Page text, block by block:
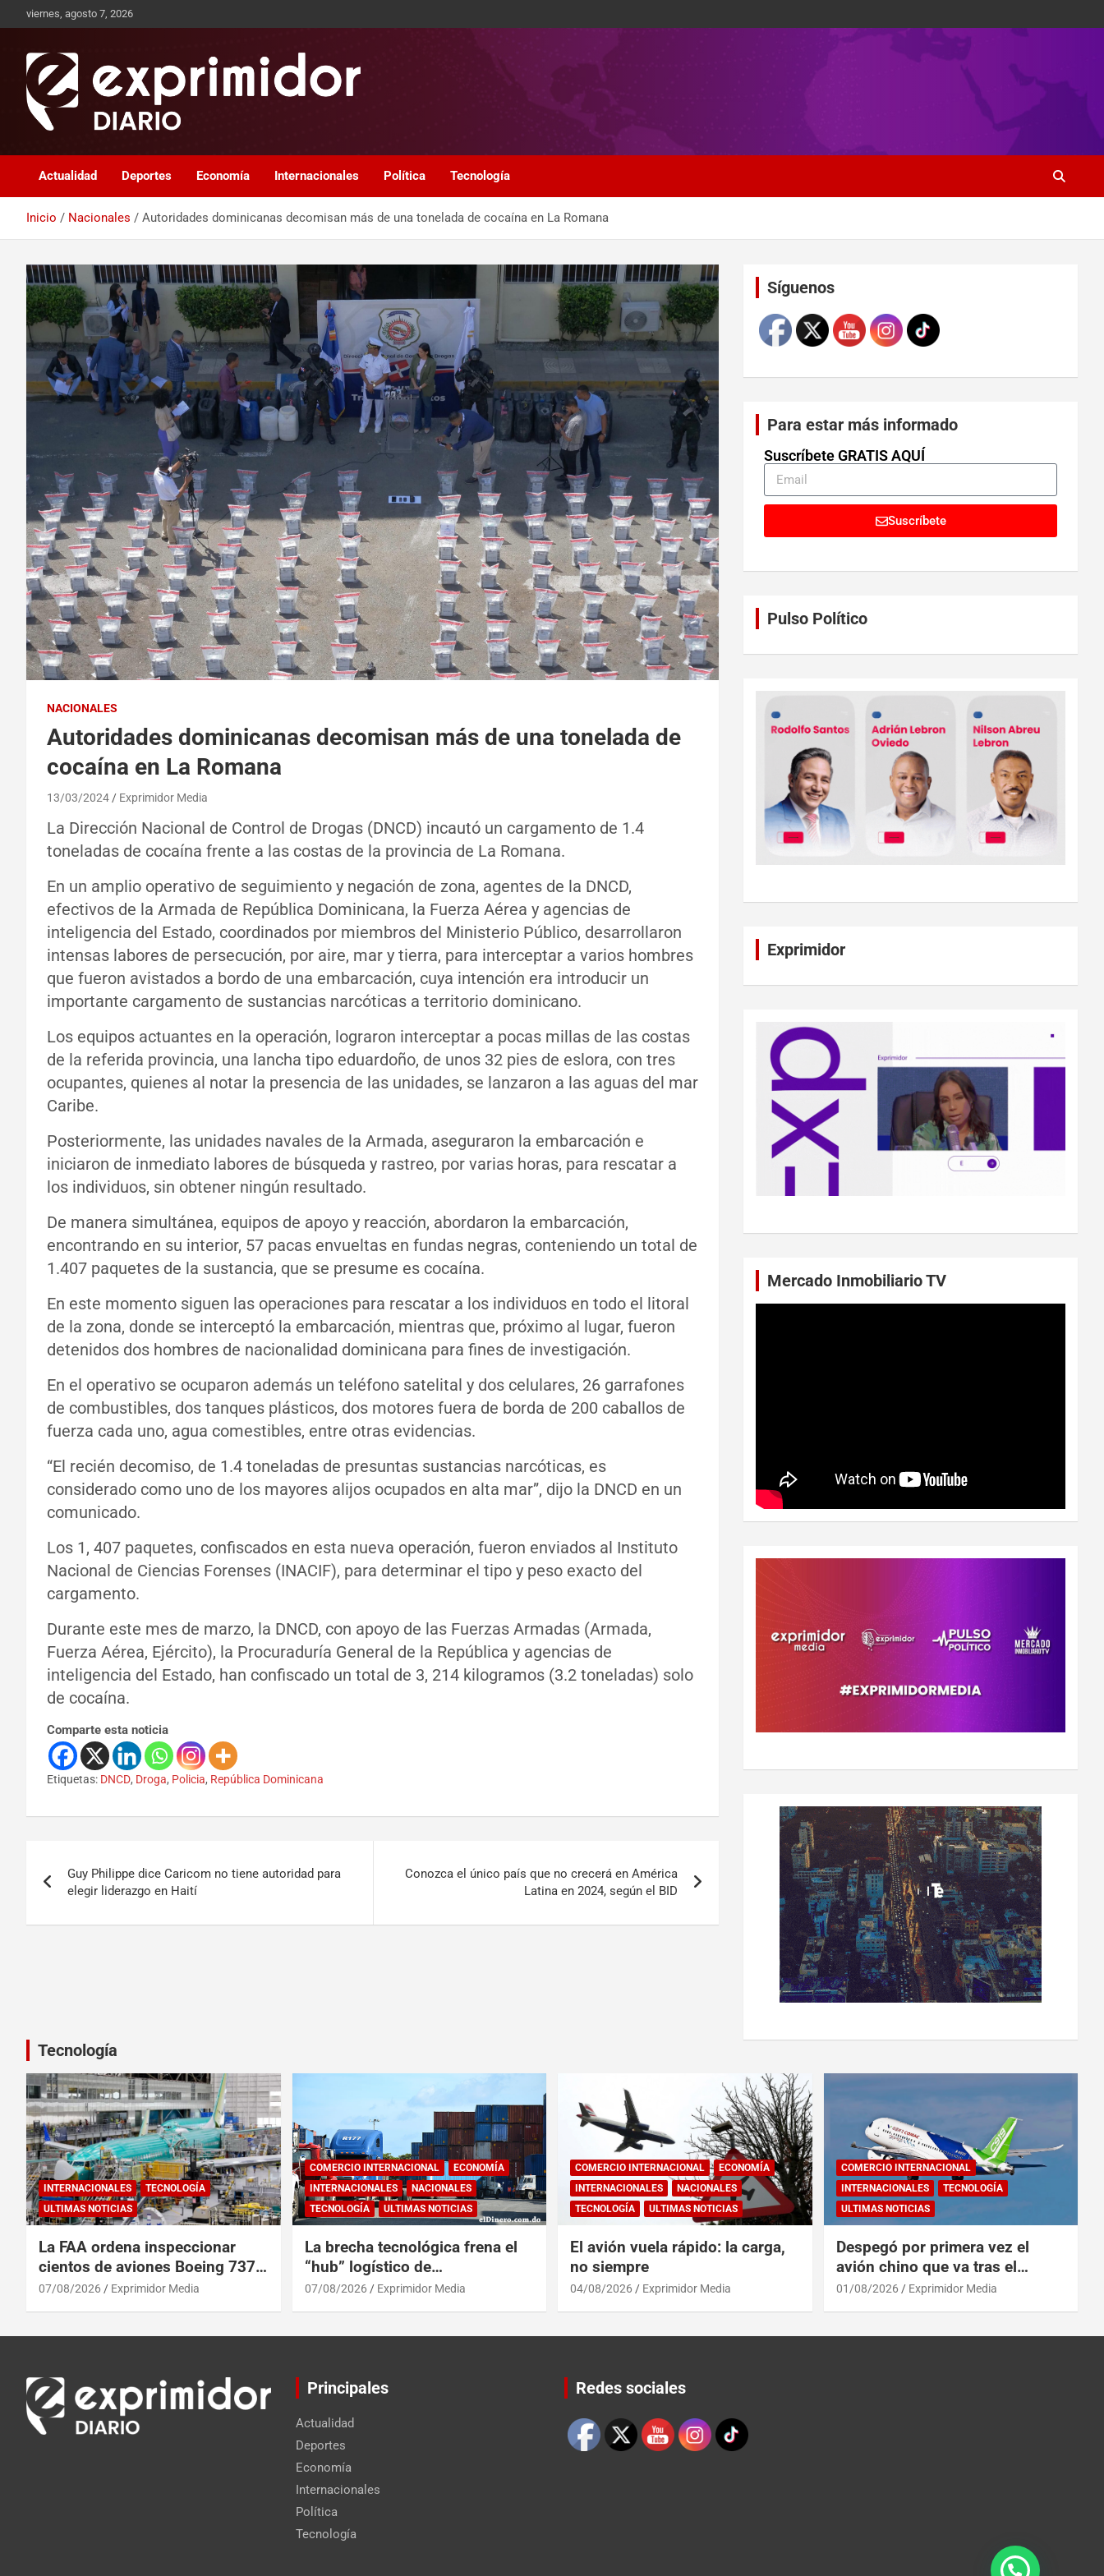
viernes, agosto 7, 2026
Exprimidor media
Actualidad Deportes Economía Internacionales Política Tecnología
Inicio Nacionales Autoridades dominicanas decomisan más de una tonelada de cocaína en La Romana
NACIONALES
Autoridades dominicanas decomisan más de una tonelada de
cocaína en La Romana
13/03/2024 Exprimidor Media
La Dirección Nacional de Control de Drogas (DNCD) incautó un cargamento de 1.4
toneladas de cocaína frente a las costas de la provincia de La Romana.
En un amplio operativo de seguimiento y negación de zona, agentes de la DNCD,
efectivos de la Armada de República Dominicana, la Fuerza Aérea y agencias de
inteligencia del Estado, coordinados por miembros del Ministerio Público, desarrollaron
intensas labores de persecución, por aire, mar y tierra, para interceptar a varios hombres
que fueron avistados a bordo de una embarcación, cuya intención era introducir un
importante cargamento de sustancias narcóticas a territorio dominicano.
Los equipos actuantes en la operación, lograron interceptar a pocas millas de las costas
de la referida provincia, una lancha tipo eduardoño, de unos 32 pies de eslora, con tres
ocupantes, quienes al notar la presencia de las unidades, se lanzaron a las aguas del mar
Caribe.
Posteriormente, las unidades navales de la Armada, aseguraron la embarcación e
iniciaron de inmediato labores de búsqueda y rastreo, por varias horas, para rescatar a
los individuos, sin obtener ningún resultado.
De manera simultánea, equipos de apoyo y reacción, abordaron la embarcación,
encontrando en su interior, 57 pacas envueltas en fundas negras, conteniendo un total de
1.407 paquetes de la sustancia, que se presume es cocaína.
En este momento siguen las operaciones para rescatar a los individuos en todo el litoral
de la zona, donde se interceptó la embarcación, mientras que, próximo al lugar, fueron
detenidos dos hombres de nacionalidad dominicana para fines de investigación.
En el operativo se ocuparon además un teléfono satelital y dos celulares, 26 garrafones
de combustibles, dos tanques plásticos, dos motores fuera de borda de 200 caballos de
fuerza cada uno, agua comestibles, entre otras evidencias.
“El recién decomiso, de 1.4 toneladas de presuntas sustancias narcóticas, es
considerado como uno de los mayores alijos ocupados en alta mar”, dijo la DNCD en un
comunicado.
Los 1, 407 paquetes, confiscados en esta nueva operación, fueron enviados al Instituto
Nacional de Ciencias Forenses (INACIF), para determinar el tipo y peso exacto del
cargamento.
Durante este mes de marzo, la DNCD, con apoyo de las Fuerzas Armadas (Armada,
Fuerza Aérea, Ejército), la Procuraduría General de la República y agencias de
inteligencia del Estado, han confiscado un total de 3, 214 kilogramos (3.2 toneladas) solo
de cocaína.
Comparte esta noticia
Etiquetas: DNCD, Droga, Policia, República Dominicana
Guy Philippe dice Caricom no tiene autoridad para
elegir liderazgo en Haití
Conozca el único país que no crecerá en América
Latina en 2024, según el BID
SíguenosSet Youtube Channel ID
Para estar más informado
Suscríbete GRATIS AQUÍ
Suscríbete
Pulso Político
Exprimidor
Mercado Inmobiliario TV
Tecnología
INTERNACIONALES
TECNOLOGÍA
ULTIMAS NOTICIAS
La FAA ordena inspeccionar
cientos de aviones Boeing 737
Max por posibles grietas
07/08/2026 Exprimidor Media
COMERCIO INTERNACIONAL
ECONOMÍA
INTERNACIONALES
NACIONALES
TECNOLOGÍA
ULTIMAS NOTICIAS
La brecha tecnológica frena el
“hub” logístico de
Centroamérica y RD
07/08/2026 Exprimidor Media
COMERCIO INTERNACIONAL
ECONOMÍA
INTERNACIONALES
NACIONALES
TECNOLOGÍA
ULTIMAS NOTICIAS
El avión vuela rápido: la carga,
no siempre
04/08/2026 Exprimidor Media
COMERCIO INTERNACIONAL
INTERNACIONALES
TECNOLOGÍA
ULTIMAS NOTICIAS
Despegó por primera vez el
avión chino que va tras el
reinado del A319 en el Tíbet
01/08/2026 Exprimidor Media
Principales
Actualidad
Deportes
Economía
Internacionales
Política
Tecnología
Redes sociales
Set Youtube Channel ID